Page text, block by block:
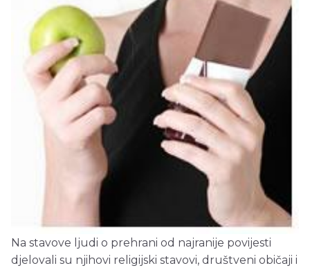
Na stavove ljudi o prehrani od najranije povijesti
djelovali su njihovi religijski stavovi, društveni običaji i